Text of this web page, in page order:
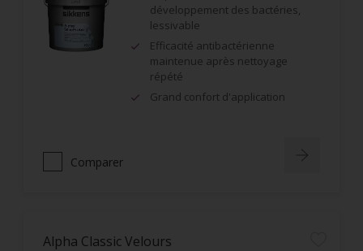
développement des bactéries,
lessivable
Efficacité antibactérienne
maintenue après nettoyage
répété
Grand confort d'application
Comparer
Alpha Classic Velours